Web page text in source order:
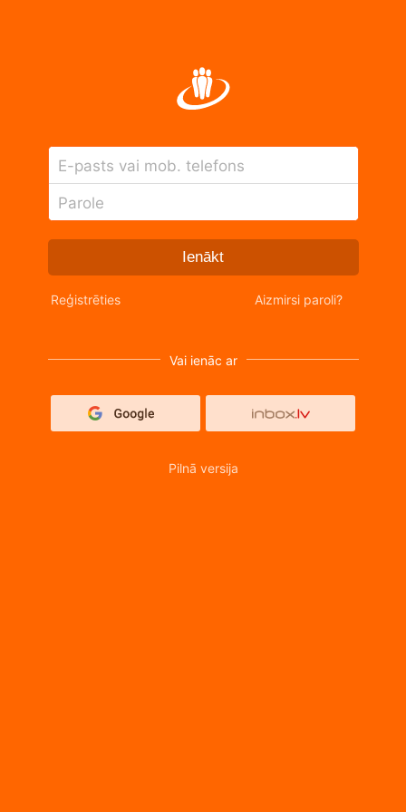
E-pasts vai mob. telefons
Parole
Ienākt
Reģistrēties Aizmirsi paroli?
Vai ienāc ar
Pilnā versija